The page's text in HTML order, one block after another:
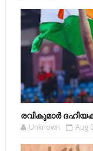
രവികുമാര്‍
Unknown Aug